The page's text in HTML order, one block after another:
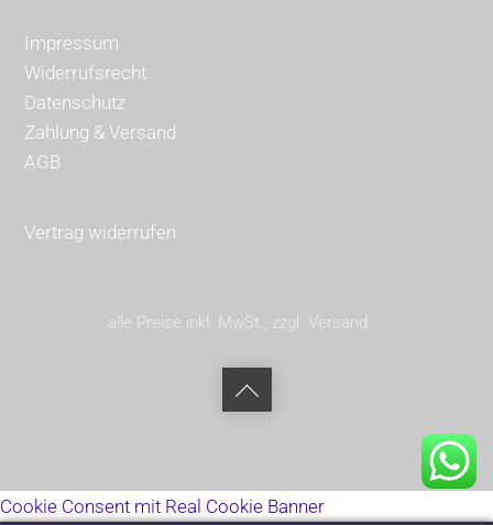
Impressum
Widerrufsrecht
Datenschutz
Zahlung & Versand
AGB
Vertrag widerrufen
Back
alle Preise inkl. MwSt., zzgl. Versand
Cookie Consent mit Real Cookie Banner